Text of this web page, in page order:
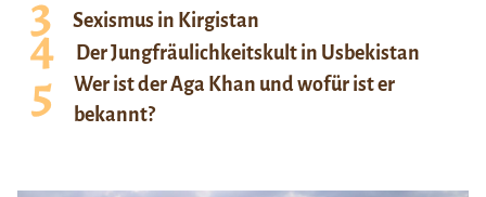
Sexismus in Kirgistan
Der Jungfräulichkeitskult in Usbekistan
Wer ist der Aga Khan und wofür ist er
bekannt?